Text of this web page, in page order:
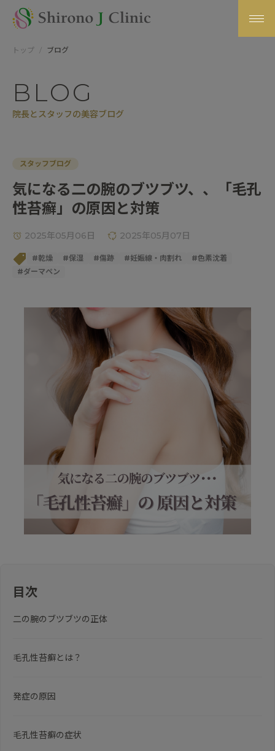
トップ ブログ
BLOG
院長とスタッフの美容ブログ
スタッフブログ
気になる二の腕のブツブツ、、「毛孔
性苔癬」の原因と対策
2025年05月06日 2025年05月07日
#乾燥 #保湿 #傷跡 #妊娠線・肉割れ #色素沈着
#ダーマペン
目次
二の腕のブツブツの正体
毛孔性苔癬とは？
発症の原因
毛孔性苔癬の症状